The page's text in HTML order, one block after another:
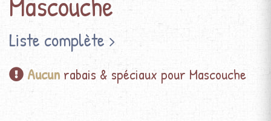
Liste complète
Aucun rabais & spéciaux pour Mascouche